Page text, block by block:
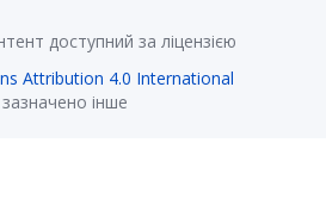
доступний за ліцензією
Attribution 4.0 International
інше